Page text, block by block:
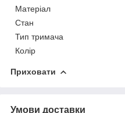
Матеріал
Стан
Тип тримача
Колір
Приховати
Умови доставки